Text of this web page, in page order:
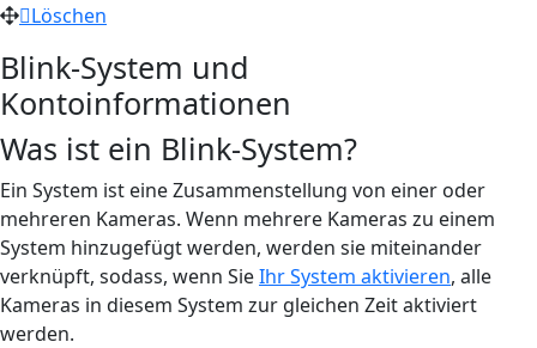
Löschen
Blink-System und
Kontoinformationen
Was ist ein Blink-System?
Ein System ist eine Zusammenstellung von einer oder
mehreren Kameras. Wenn mehrere Kameras zu einem
System hinzugefügt werden, werden sie miteinander
verknüpft, sodass, wenn SieIhr System aktivieren, alle
Kameras in diesem System zur gleichen Zeit aktiviert
werden.